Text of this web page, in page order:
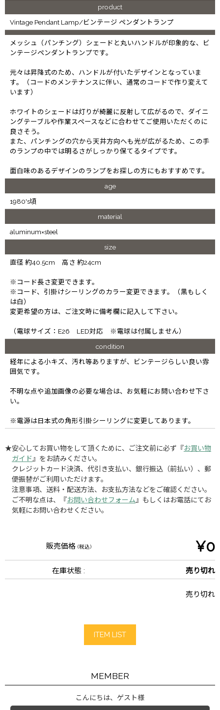
product
Vintage Pendant Lamp/ビンテージ ペンダントランプ
メッシュ（パンチング）シェードと丸いハンドルが印象的な、ビ
ンテージペンダントランプです。
元々は昇降式のため、ハンドルが付いたデザインとなっていま
す。（コードのメンテナンスに伴い、通常のコードで作り変えて
います）
ホワイトのシェードは灯りが綺麗に反射して広がるので、ダイニ
ングテーブルや作業スペースなどに合わせてご使用いただくのに
良さそう。
また、パンチングの穴から天井方向へも光が広がるため、この手
のランプの中では明るさがしっかり保てるタイプです。
面白味のあるデザインのランプをお探しの方にもおすすめです。
age
1980's頃
material
aluminum×steel
size
直径 約40.5cm 高さ 約24cm
※コード長さ変更できます。
※コード、引掛けシーリングのカラー変更できます。（黒もしく
は白）
変更希望の方は、ご注文時に備考欄に記入して下さい。
（電球サイズ：E26 LED対応 ※電球は付属しません）
condition
経年による小キズ、汚れ等ありますが、ビンテージらしい良い雰
囲気です。
不明な点や追加画像の必要な場合は、お気軽にお問い合わせ下さ
い。
※電源は日本式の角形引掛シーリングに変更してあります。
★安心してお買い物をして頂くために、ご注文前に必ず『お買い物
ガイド 』をお読みください。
クレジットカード決済、代引き支払い、銀行振込（前払い）、郵
便振替がご利用いただけます。
注意事項、送料・配送方法、お支払方法などをご確認ください。
ご不明な点は、『お問い合わせフォーム 』もしくはお電話にてお
気軽にお問い合わせください。
販売価格 (税込) ¥0
在庫状態 : 売り切れ
売り切れ
ITEM LIST
MEMBER
こんにちは、ゲスト様